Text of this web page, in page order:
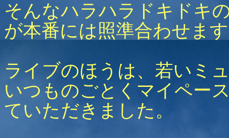
そんなハラハラドキドキ
が本番には照準合わせま
ライブのほうは、若いミ
いつものごとくマイペー
ていただきました。